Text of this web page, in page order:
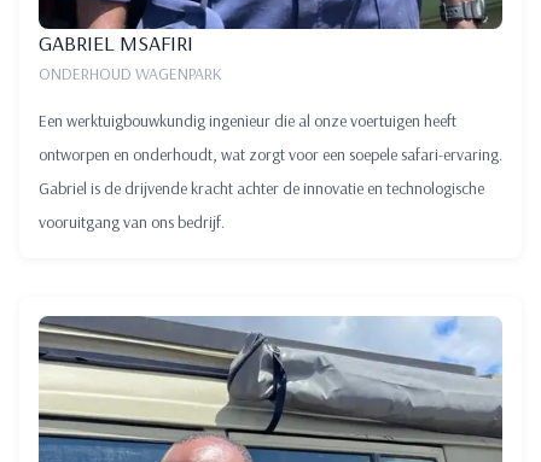
GABRIEL MSAFIRI
ONDERHOUD WAGENPARK
Een werktuigbouwkundig ingenieur die al onze voertuigen heeft
ontworpen en onderhoudt, wat zorgt voor een soepele safari-ervaring.
Gabriel is de drijvende kracht achter de innovatie en technologische
vooruitgang van ons bedrijf.